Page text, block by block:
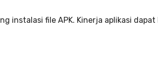
instalasi file APK. Kinerja aplikasi